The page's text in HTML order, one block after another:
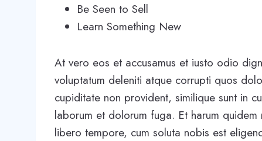
Be Seen to Sell
Learn Something New
At vero eos et accusamus et iusto odio
voluptatum deleniti atque corrupti quos
cupiditate non provident, similique sunt in
laborum et dolorum fuga. Et harum
libero tempore, cum soluta nobis est